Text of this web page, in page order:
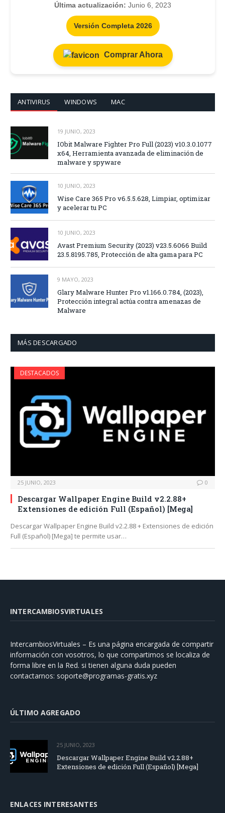
Última actualización: Junio 6, 2023
Versión Completa 2026
Comprar Ahora
ANTIVIRUS WINDOWS MAC
19 JUNIO, 2023
IObit Malware Fighter Pro Full (2023) v10.3.0.1077
x64, Herramienta avanzada de eliminación de
malware y spyware
10 JUNIO, 2023
Wise Care 365 Pro v6.5.5.628, Limpiar, optimizar
y acelerar tu PC
10 JUNIO, 2023
Avast Premium Security (2023) v23.5.6066 Build
23.5.8195.785, Protección de alta gama para PC
9 MAYO, 2023
Glary Malware Hunter Pro v1.166.0.784, (2023),
Protección integral actúa contra amenazas de
Malware
MÁS DESCARGADO
DESTACADOS
25 JUNIO, 2023 0
Descargar Wallpaper Engine Build v2.2.88+
Extensiones de edición Full (Español) [Mega]
Descargar Wallpaper Engine Build v2.2.88 + Extensiones de edición
Full (Español) [Mega] te permite usar…
INTERCAMBIOSVIRTUALES
IntercambiosVirtuales – Es una página encargada de compartir
información con vosotros, lo que compartimos se localiza de
forma libre en la Red. si tienen alguna duda pueden
contactarnos: soporte@programas-gratis.xyz
ÚLTIMO AGREGADO
25 JUNIO, 2023
Descargar Wallpaper Engine Build v2.2.88+
Extensiones de edición Full (Español) [Mega]
ENLACES INTERESANTES